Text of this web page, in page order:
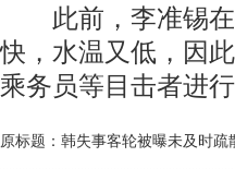
此前，李准锡在
快，水温又低，因
乘务员等目击者进
原标题：韩失事客轮被曝未及时